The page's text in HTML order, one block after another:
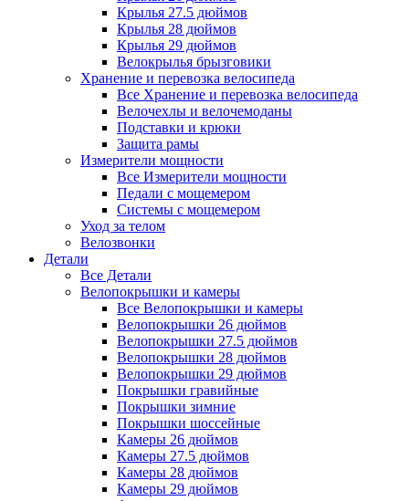
Крылья 27.5 дюймов
Крылья 28 дюймов
Крылья 29 дюймов
Велокрылья брызговики
Хранение и перевозка велосипеда
Все Хранение и перевозка велосипеда
Велочехлы и велочемоданы
Подставки и крюки
Защита рамы
Измерители мощности
Все Измерители мощности
Педали с мощемером
Системы с мощемером
Уход за телом
Велозвонки
Детали
Все Детали
Велопокрышки и камеры
Все Велопокрышки и камеры
Велопокрышки 26 дюймов
Велопокрышки 27.5 дюймов
Велопокрышки 28 дюймов
Велопокрышки 29 дюймов
Покрышки гравийные
Покрышки зимние
Покрышки шоссейные
Камеры 26 дюймов
Камеры 27.5 дюймов
Камеры 28 дюймов
Камеры 29 дюймов